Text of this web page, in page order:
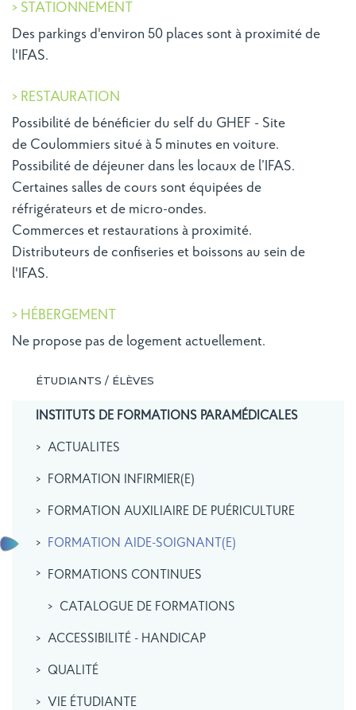
> STATIONNEMENT
Des parkings d'environ 50 places sont à proximité de
l'IFAS.
> RESTAURATION
Possibilité de bénéficier du self du GHEF - Site
de Coulommiers situé à 5 minutes en voiture.
Possibilité de déjeuner dans les locaux de l’IFAS.
Certaines salles de cours sont équipées de
réfrigérateurs et de micro-ondes.
Commerces et restaurations à proximité.
Distributeurs de confiseries et boissons au sein de
l'IFAS.
> HÉBERGEMENT
Ne propose pas de logement actuellement.
ÉTUDIANTS / ÉLÈVES
INSTITUTS DE FORMATIONS PARAMÉDICALES
ACTUALITES
FORMATION INFIRMIER(E)
FORMATION AUXILIAIRE DE PUÉRICULTURE
FORMATION AIDE-SOIGNANT(E)
FORMATIONS CONTINUES
CATALOGUE DE FORMATIONS
ACCESSIBILITÉ - HANDICAP
QUALITÉ
VIE ÉTUDIANTE